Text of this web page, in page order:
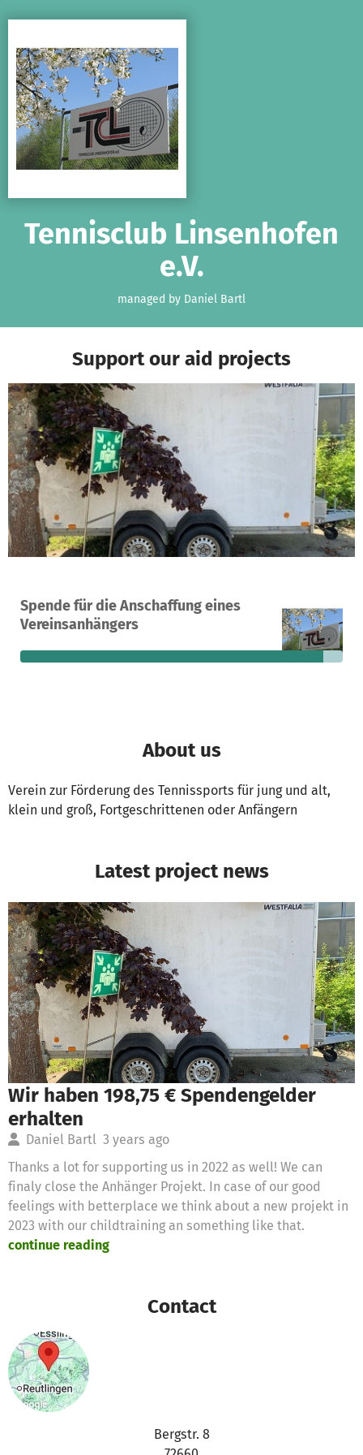
Tennisclub Linsenhofen
e.V.
managed by Daniel Bartl
Support our aid projects
Spende für die Anschaffung eines
Vereinsanhängers
A project in Linsenhofen, Germany
15 €81
still needed
About us
Verein zur Förderung des Tennissports für jung und alt,
klein und groß, Fortgeschrittenen oder Anfängern
Latest project news
Wir haben 198,75 € Spendengelder
erhalten
Daniel Bartl 3 years ago
Thanks a lot for supporting us in 2022 as well! We can
finaly close the Anhänger Projekt. In case of our good
feelings with betterplace we think about a new projekt in
2023 with our childtraining an something like that.
continue reading
Contact
Bergstr. 8